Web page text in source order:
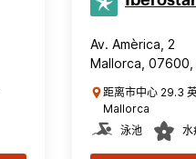
Av. Amèrica, 2
Mallorca, 07600,
距离市中心 29.3
Mallorca
泳池
水